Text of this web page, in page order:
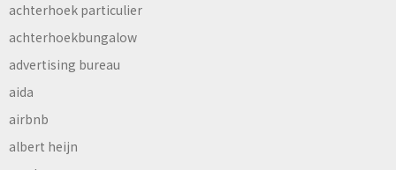
achterhoek particulier
achterhoekbungalow
advertising bureau
aida
airbnb
albert heijn